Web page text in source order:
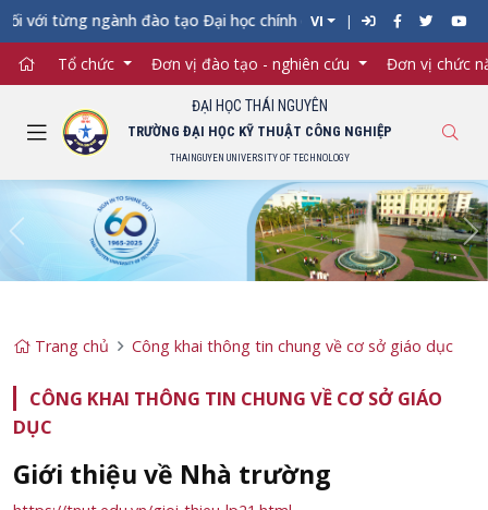
với từng ngành đào tạo Đại học chính quy vào Trường Đại học
VI
Tổ chức Đơn vị đào tạo - nghiên cứu Đơn vị chức
ĐẠI HỌC THÁI NGUYÊN
TRƯỜNG ĐẠI HỌC KỸ THUẬT CÔNG NGHIỆP
THAINGUYEN UNIVERSITY OF TECHNOLOGY
Previous
Trang chủ Công khai thông tin chung về cơ sở giáo dục
CÔNG KHAI THÔNG TIN CHUNG VỀ CƠ SỞ GIÁO
DỤC
Giới thiệu về Nhà trường